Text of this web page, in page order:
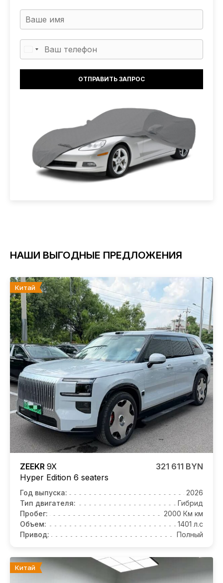
НАШИ ВЫГОДНЫЕ ПРЕДЛОЖЕНИЯ
Китай
ZEEKR 9X
Hyper Edition 6 seaters
321 611 BYN
Год выпуска:
2026
Тип двигателя:
Гибрид
Пробег:
2000 Км км
Объем:
1401 л.с
Привод:
Полный
Китай